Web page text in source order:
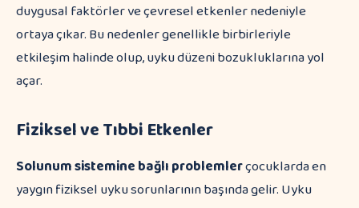
duygusal faktörler ve çevresel etkenler nedeniyle
ortaya çıkar. Bu nedenler genellikle birbirleriyle
etkileşim halinde olup, uyku düzeni bozukluklarına yol
açar.
Fiziksel ve Tıbbi Etkenler
Solunum sistemine bağlı problemlerçocuklarda en
yaygın fiziksel uyku sorunlarının başında gelir. Uyku